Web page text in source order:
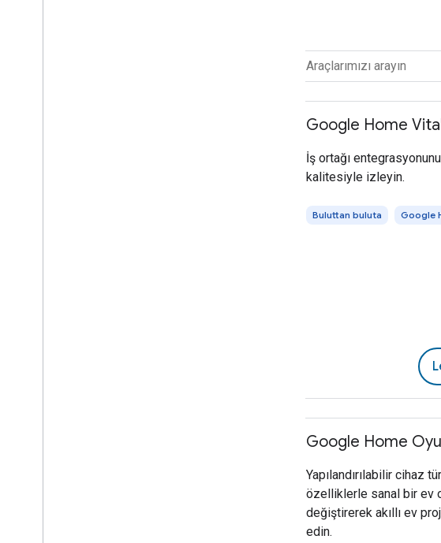
Google Home
İş ortağı
kalitesiyle izleyin.
Buluttan buluta Google
Google Home
Yapılandırılabilir cihaz
özelliklerle sanal bir ev
değiştirerek akıllı ev
edin.